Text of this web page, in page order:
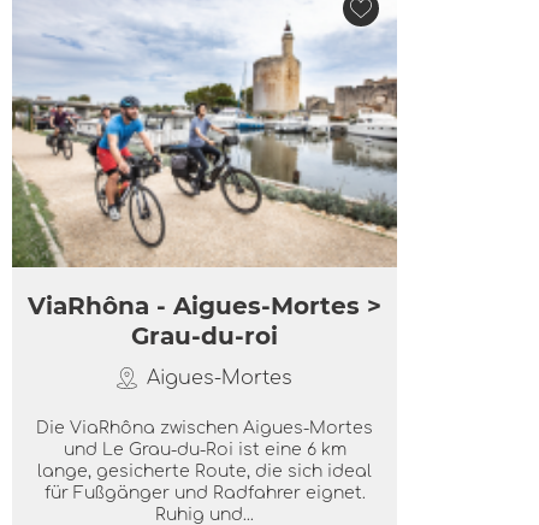
ViaRhôna - Aigues-Mortes >
Grau-du-roi
Aigues-Mortes
Die ViaRhôna zwischen Aigues-Mortes
und Le Grau-du-Roi ist eine 6 km
lange, gesicherte Route, die sich ideal
für Fußgänger und Radfahrer eignet.
Ruhig und...